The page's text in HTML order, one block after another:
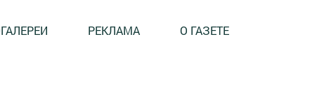
РЕКЛАМА О ГАЗЕТЕ